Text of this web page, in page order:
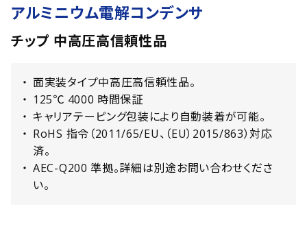
アルミニウム電解コンデンサ
チップ 中高圧高信頼性品
面実装タイプ中高圧高信頼性品。
125℃ 4000 時間保証
キャリアテーピング包装により自動装着が可能。
RoHS 指令（2011/65/EU、（EU）2015/863）対応
済。
AEC-Q200 準拠。詳細は別途お問い合わせくださ
い。